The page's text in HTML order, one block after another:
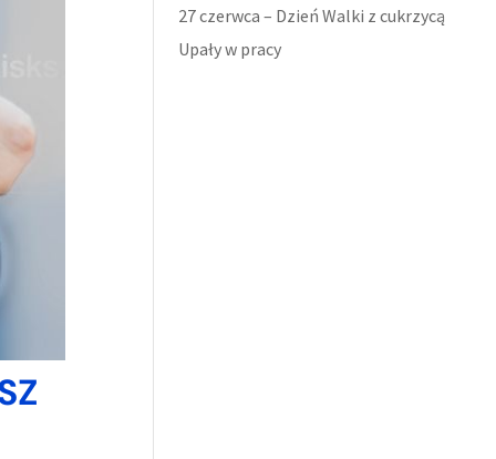
27 czerwca – Dzień Walki z cukrzycą
Upały w pracy